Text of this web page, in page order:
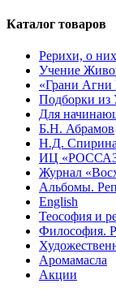
Каталог товаров
Рерихи, о них
Учение
«Грани Агни
Подборки
Для
Б.Н. Абрамов
Н.Д. Спирина
ИЦ
Журнал
Альбомы.
English
Теософия и
Философия.
Аромамасла
Акции